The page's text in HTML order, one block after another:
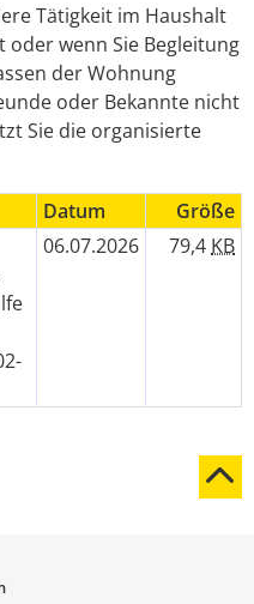
Tätigkeit im Haushalt
oder wenn Sie Begleitung
der Wohnung
oder Bekannte nicht
Sie die organisierte
Datum
Größe
06.07.2026 79,4 KB